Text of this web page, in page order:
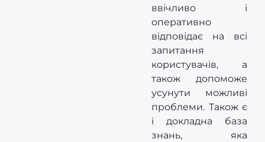
ввічливо і
оперативно
відповідає на всі
запитання
користувачів, а
також допоможе
усунути можливі
проблеми. Також є
і докладна база
знань, яка